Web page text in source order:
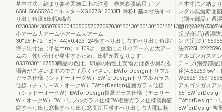
基本寸法／納まり参考図施工上の注意：巻末参照縮尺：1／
656H566552AθエルスターXG627G12003EH呼称H基本寸法すべ
り出し角度θ出幅A備考
小アーム大アーム小アーム大アーム
30°25°H/2−18(H−44)×0.423+24横すべり出し窓すべり出し角度/
障子出寸法（単位mm）※H09は、重量により小アームと大アー
ムの 使い分けが発生するため、出幅が異なります。
0337030°167550商品の色は、印刷の特性上実物とは多少異なる
場合がございますのでご了承ください。EWforDesignトリプル
ガラス仕様（シャドーオークW）EWforDesignトリプルガラス
仕様（チェリーW・オークW）EWforDesign複層ガラス仕様
（シャドーオークW）EWforDesign複層ガラス仕様（チェリー
W・オークW）EWトリプルガラス仕様EW複層ガラス仕様装飾窓
縦すべり出し窓横すべり出し窓高所用横すべり出し窓大開口横
基本寸法／納ま
ングル無縦断面
（別売部品）透
品）シーリング
(別売部品)透湿
ング(別途
法
アルゴンガスア
テ－プ(別売部品
途)4.52269.5w'
アルゴンガスア
EWforDesignト
EWforDesign複